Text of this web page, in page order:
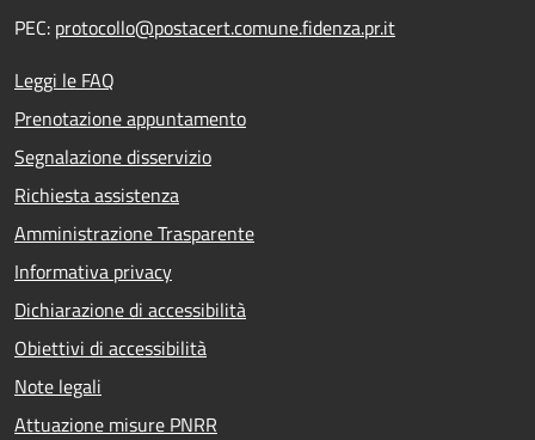
PEC: protocollo@postacert.comune.fidenza.pr.it
Leggi le FAQ
Prenotazione appuntamento
Segnalazione disservizio
Richiesta assistenza
Amministrazione Trasparente
Informativa privacy
Dichiarazione di accessibilità
Obiettivi di accessibilità
Note legali
Attuazione misure PNRR